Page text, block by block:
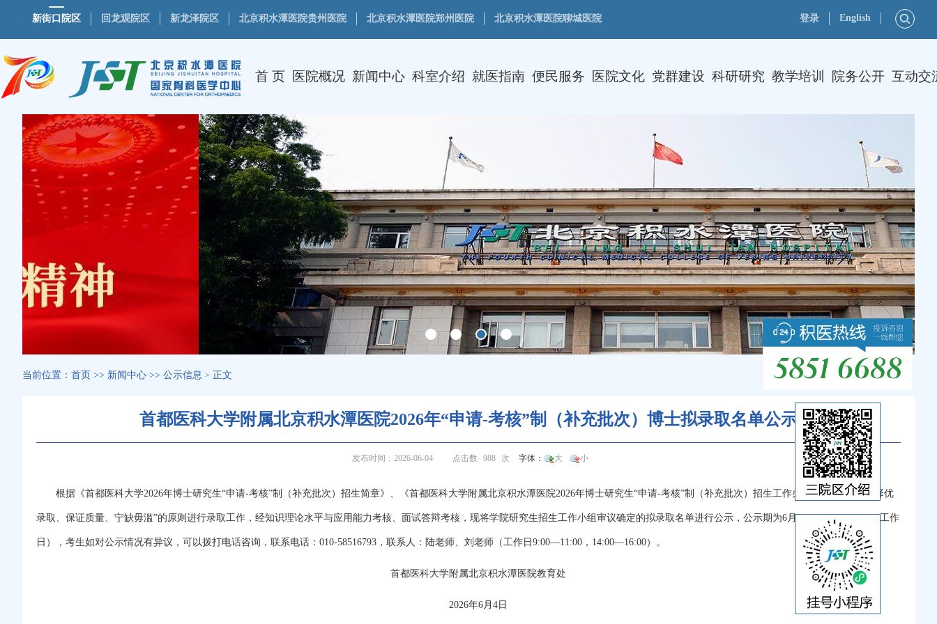
新街口院区 回龙观院区 新龙泽院区 北京积水潭医院贵州医院 北京积水潭医院郑州医院 北京积水潭医院聊城医院 登录 English
首 页 医院概况 新闻中心 科室介绍 就医指南 便民服务 医院文化 党群建设 科研研究 教学培训 院务公开 互动交
当前位置： 首页 >> 新闻中心 >> 公示信息 > 正文
首都医科大学附属北京积水潭医院2026年“申请-考核”制（补充批次）博士拟录取名单公示
发布时间：2026-06-04 点击数 988 次 字体： 大 小
根据《首都医科大学2026年博士研究生“申请-考核”制（补充批次）招生简章》、《首都医科大学附属北京积水潭医院2026年博士研究生“申请-考核”制（补充批次）招生工作办法》，学院按照“择优
录取、保证质量、宁缺毋滥”的原则进行录取工作，经知识理论水平与应用能力考核、面试答辩考核，现将学院研究生招生工作小组审议确定的拟录取名单进行公示，公示期为6月4日至6月10日（5个工作
日），考生如对公示情况有异议，可以拨打电话咨询，联系电话：010-58516793，联系人：陆老师、刘老师（工作日9:00—11:00，14:00—16:00）。
首都医科大学附属北京积水潭医院教育处
2026年6月4日